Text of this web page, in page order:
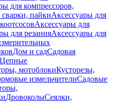
для компрессоров,
пайкиАксессуары для
Аксессуары для
для резанияАксессуары для
Дом и садСадовая
Цепные
мотоблокиКусторезы,
измельчителиСадовые
ДровоколыСеялки,